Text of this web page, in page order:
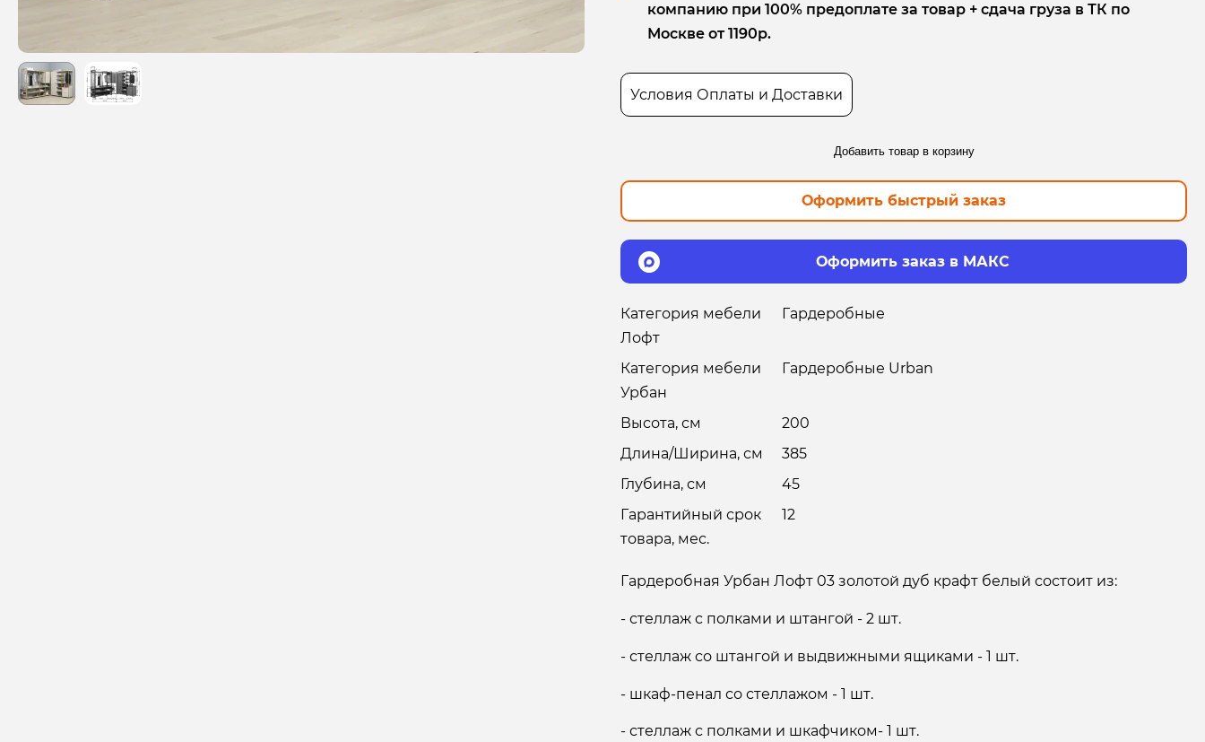
компанию при 100% предоплате за товар + сдача груза в ТК по
Москве от 1190р.
Условия Оплаты и Доставки
Добавить товар в корзину
Оформить быстрый заказ
Оформить заказ в МАКС
Категория мебели
Лофт
Гардеробные
Категория мебели
Урбан
Гардеробные Urban
Высота, см
200
Длина/Ширина, см
385
Глубина, см
45
Гарантийный срок
товара, мес.
12
Гардеробная Урбан Лофт 03 золотой дуб крафт белый состоит из:
- стеллаж с полками и штангой - 2 шт.
- стеллаж со штангой и выдвижными ящиками - 1 шт.
- шкаф-пенал со стеллажом - 1 шт.
- стеллаж с полками и шкафчиком- 1 шт.